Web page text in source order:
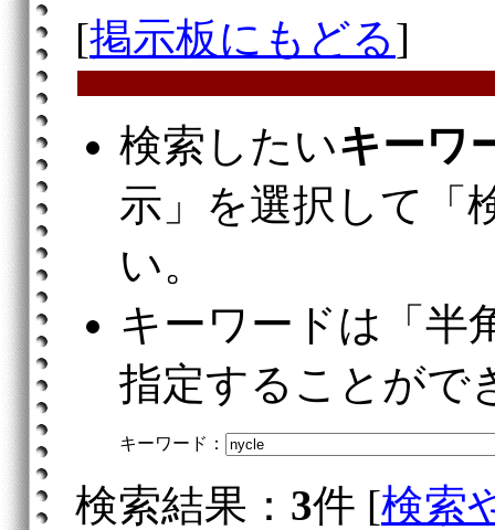
[掲示板にもどる]
検索したいキーワ
示」を選択して「
い。
キーワードは「半
指定することがで
キーワード：
検索結果： 3件 [検索